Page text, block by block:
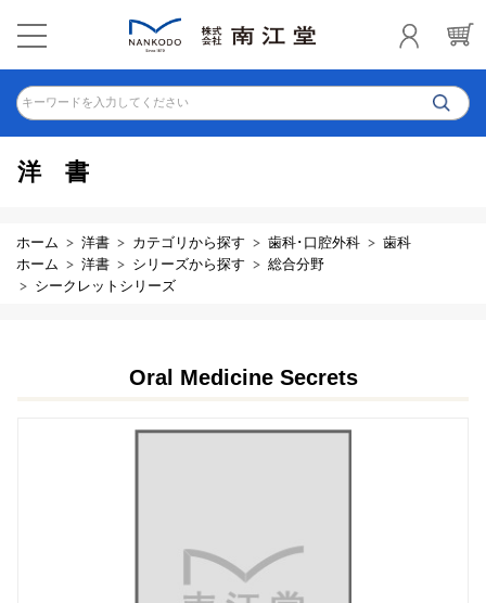
キーワードを入力してください
洋書
ホーム 洋書 カテゴリから探す 歯科･口腔外科
歯科
ホーム
洋書 シリーズから探す
総合分野
シークレットシリーズ
Oral Medicine Secrets